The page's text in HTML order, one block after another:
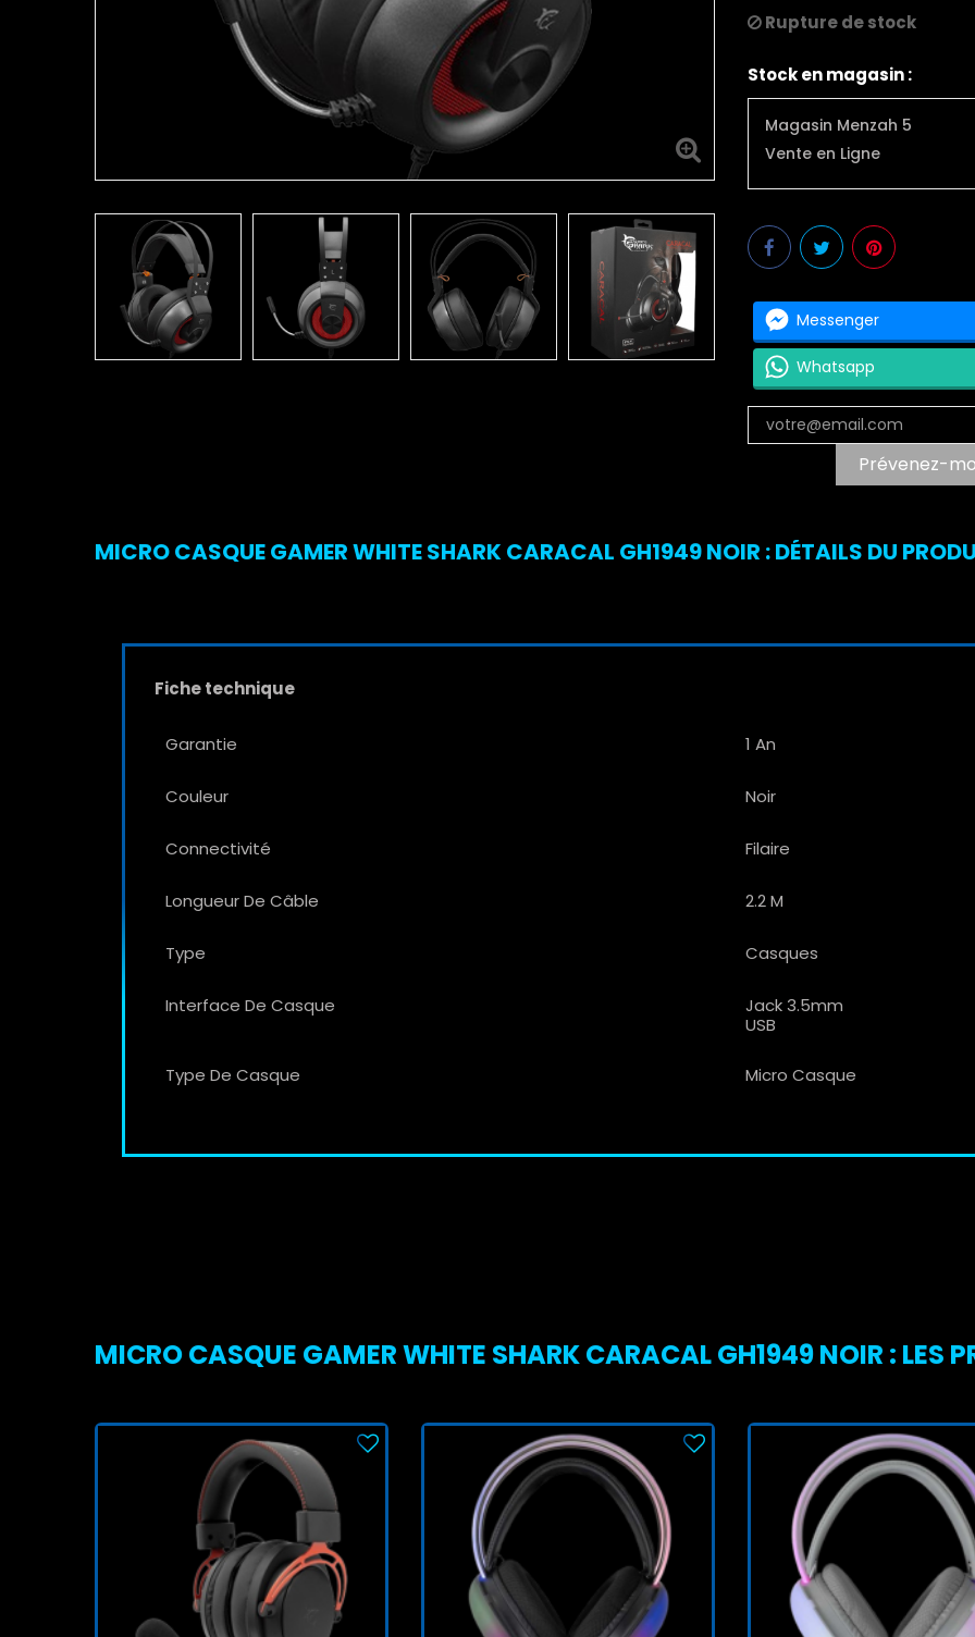
Rupture de stock
Stock en magasin :
Magasin Menzah 5
Vente en Ligne
Messenger
Whatsapp
Prévenez-
MICRO CASQUE GAMER WHITE SHARK CARACAL GH1949 NOIR : DÉTAILS DU
Fiche technique
Garantie 1 An
Couleur Noir
Connectivité Filaire
Longueur De Câble 2.2 M
Type Casques
Interface De Casque
Jack 3.5mm
USB
Type De Casque Micro Casque
MICRO CASQUE GAMER WHITE SHARK CARACAL GH1949 NOIR : LES